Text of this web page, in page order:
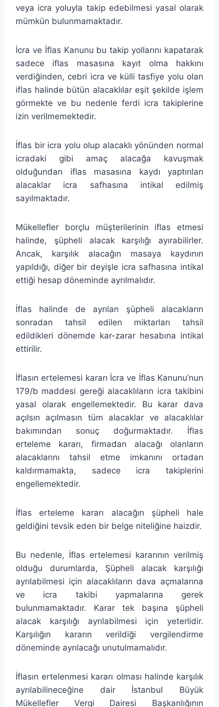
veya icra yoluyla takip edebilmesi yasal olarak
mümkün bulunmamaktadır.
İcra ve İflas Kanunu bu takip yollarını kapatarak
sadece iflas masasına kayıt olma hakkını
verdiğinden, cebri icra ve külli tasfiye yolu olan
iflas halinde bütün alacaklılar eşit şekilde işlem
görmekte ve bu nedenle ferdi icra takiplerine
izin verilmemektedir.
İflas bir icra yolu olup alacaklı yönünden normal
icradaki gibi amaç alacağa kavuşmak
olduğundan iflas masasına kaydı yaptırılan
alacaklar icra safhasına intikal edilmiş
sayılmaktadır.
Mükellefler borçlu müşterilerinin iflas etmesi
halinde, şüpheli alacak karşılığı ayırabilirler.
Ancak, karşılık alacağın masaya kaydının
yapıldığı, diğer bir deyişle icra safhasına intikal
ettiği hesap döneminde ayrılmalıdır.
İflas halinde de ayrılan şüpheli alacakların
sonradan tahsil edilen miktarları tahsil
edildikleri dönemde kar-zarar hesabına intikal
ettirilir.
İflasın ertelemesi kararı İcra ve İflas Kanunu’nun
179/b maddesi gereği alacaklıların icra takibini
yasal olarak engellemektedir. Bu karar dava
açılsın açılmasın tüm alacaklar ve alacaklılar
bakımından sonuç doğurmaktadır. İflas
erteleme kararı, firmadan alacağı olanların
alacaklarını tahsil etme imkanını ortadan
kaldırmamakta, sadece icra takiplerini
engellemektedir.
İflas erteleme kararı alacağın şüpheli hale
geldiğini tevsik eden bir belge niteliğine haizdir.
Bu nedenle, İflas ertelemesi kararının verilmiş
olduğu durumlarda, Şüpheli alacak karşılığı
ayrılabilmesi için alacaklıların dava açmalarına
ve icra takibi yapmalarına gerek
bulunmamaktadır. Karar tek başına şüpheli
alacak karşılığı ayrılabilmesi için yeterlidir.
Karşılığın kararın verildiği vergilendirme
döneminde ayrılacağı unutulmamalıdır.
İflasın ertelenmesi kararı olması halinde karşılık
ayrılabilineceğine dair İstanbul Büyük
Mükellefler Vergi Dairesi Başkanlığının